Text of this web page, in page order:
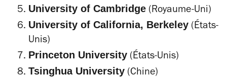
University of Cambridge (Royaume-Uni)
University of California, Berkeley (États-
Unis)
Princeton University (États-Unis)
Tsinghua University (Chine)